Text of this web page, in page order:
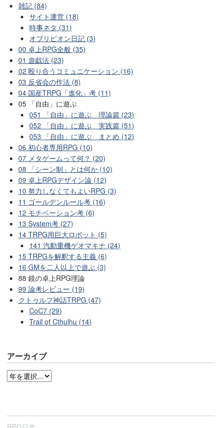
雑記 (84)
サイト運営 (18)
時事ネタ (31)
オブリビオン日記 (3)
00 卓上RPG全般 (35)
01 遊戯法 (23)
02 殴り合うコミュニケーション (16)
03 反省会の作法 (8)
04 国産TRPG「進化」考 (11)
05 「自由」に遊ぶ
051 「自由」に遊ぶ 理論篇 (23)
052 「自由」に遊ぶ 実践篇 (51)
053 「自由」に遊ぶ まとめ (12)
06 初心者専用RPG (10)
07 メタゲームって何？ (20)
08 「シーン制」とは何か (10)
09 卓上RPGデザイン論 (12)
10 努力しなくてもよいRPG (3)
11 ゴールデンルール考 (16)
12 モチベーション考 (6)
13 System考 (27)
14 TRPG用巨大ロボット (5)
141 汽動重機ゲオマキナ (24)
15 TRPGを解釈する主義 (6)
16 GMを二人以上で遊ぶ (3)
88 鏡の卓上RPG理論
99 論考レビュー (19)
クトゥルフ神話TRPG (47)
CoC7 (29)
Trail of Cthulhu (14)
アーカイブ